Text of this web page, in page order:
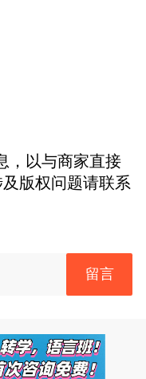
，以与商家直接
版权问题请联系
留言